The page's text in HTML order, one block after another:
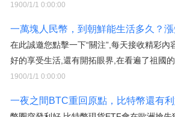
1900/1/1 0:00:00
一萬塊人民幣，到朝鮮能生活多久？
在此誠邀您點擊一下“關注”,每天接收精彩
好的享受生活,還有開拓眼界,在看遍了祖國
1900/1/1 0:00:00
一夜之間BTC重回原點，比特幣還有